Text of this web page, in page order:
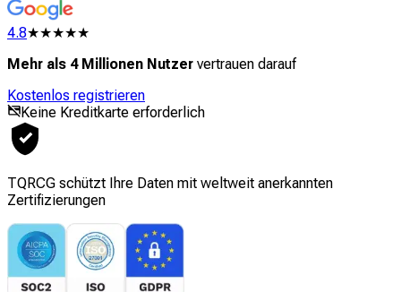
4.8★★★★★
Mehr als 4 Millionen Nutzer vertrauen darauf
Kostenlos registrieren
Keine Kreditkarte erforderlich
TQRCG schützt Ihre Daten mit weltweit anerkannten
Zertifizierungen